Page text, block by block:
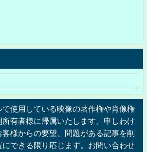
使用している映像の著作権や肖像権
有者様に帰属いたします。申しわけ
客様からの要望、問題がある記事を削
にできる限り応じます。お問い合わせ